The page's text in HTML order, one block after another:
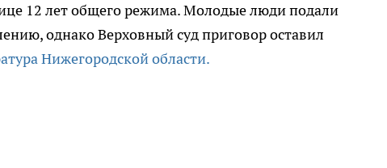
12 лет общего режима. Молодые люди подали
однако Верховный суд приговор оставил
Нижегородской области.